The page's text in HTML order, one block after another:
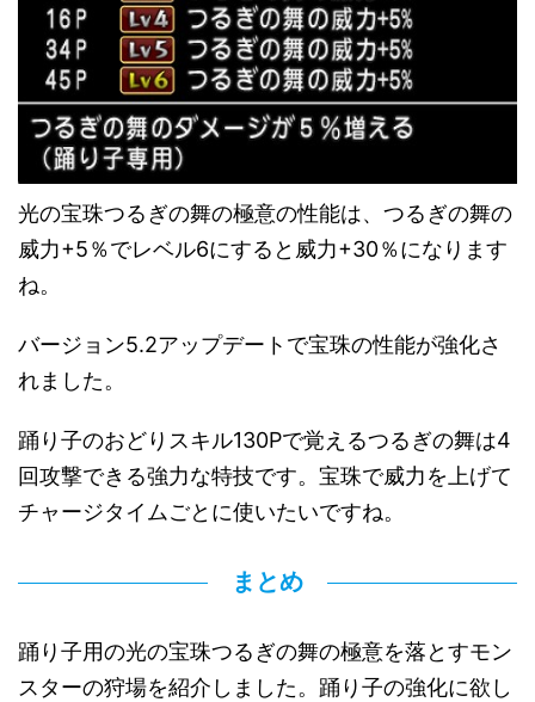
光の宝珠つるぎの舞の極意の性能は、つるぎの舞の
威力+5％でレベル6にすると威力+30％になります
ね。
バージョン5.2アップデートで宝珠の性能が強化さ
れました。
踊り子のおどりスキル130Pで覚えるつるぎの舞は4
回攻撃できる強力な特技です。宝珠で威力を上げて
チャージタイムごとに使いたいですね。
まとめ
踊り子用の光の宝珠つるぎの舞の極意を落とすモン
スターの狩場を紹介しました。踊り子の強化に欲し